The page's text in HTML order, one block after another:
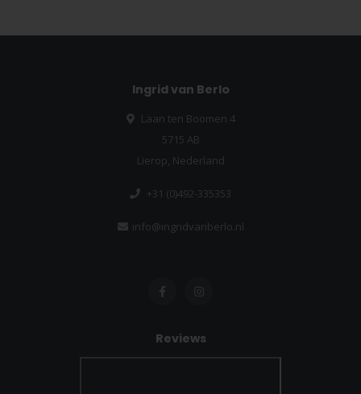
Ingrid van Berlo
Laan ten Boomen 4
5715 AB
Lierop, Nederland
+31 (0)492-335353
info@ingridvanberlo.nl
Reviews